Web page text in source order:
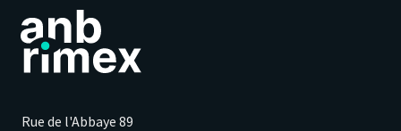
Rue de l'Abbaye 89